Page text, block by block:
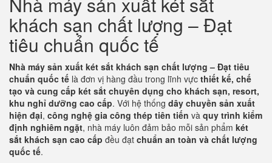
khách sạn chất lượng – Đạt
tiêu chuẩn quốc tế
Nhà máy sản xuất két sắt khách sạn chất lượng – Đạt tiêu
chuẩn quốc tế là đơn vị hàng đầu trong lĩnh vực thiết kế, chế
tạo và cung cấp két sắt chuyên dụng cho khách sạn, resort,
khu nghỉ dưỡng cao cấp. Với hệ thống dây chuyền sản xuất
hiện đại, công nghệ gia công thép tiên tiến và quy trình kiểm
định nghiêm ngặt, nhà máy luôn đảm bảo mỗi sản phẩm két
sắt khách sạn cao cấp đều đạt chuẩn an toàn và chất lượng
quốc tế.